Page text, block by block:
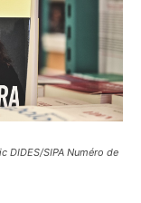
DIDES/SIPA Numéro de